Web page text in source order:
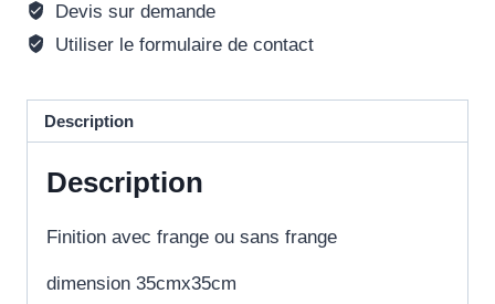
Devis sur demande
Utiliser le formulaire de contact
Description
Description
Finition avec frange ou sans frange
dimension 35cmx35cm